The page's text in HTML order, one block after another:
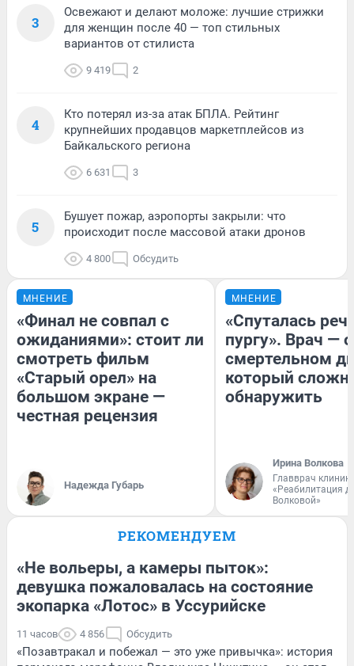
3
Освежают и делают моложе: лучшие стрижки
для женщин после 40 — топ стильных
вариантов от стилиста
9 419 2
4
Кто потерял из-за атак БПЛА. Рейтинг
крупнейших продавцов маркетплейсов из
Байкальского региона
6 631 3
5
Бушует пожар, аэропорты закрыли: что
происходит после массовой атаки дронов
4 800 Обсудить
МНЕНИЕ
«Финал не совпал с
ожиданиями»: стоит ли
смотреть фильм
«Старый орел» на
большом экране —
честная рецензия
Надежда Губарь
МНЕНИЕ
«Спуталась
пургу». Врач — о
смертельном
который
обнаружить
Ирина Волкова
Главврач
«Реабилитация
Волковой»
РЕКОМЕНДУЕМ
«Не вольеры, а камеры пыток»:
девушка пожаловалась на состояние
экопарка «Лотос» в Уссурийске
11 часов 4 856 Обсудить
«Позавтракал и побежал — это уже привычка»: история